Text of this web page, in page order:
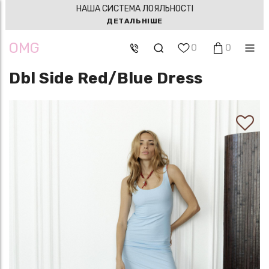
НАША СИСТЕМА ЛОЯЛЬНОСТІ
ДЕТАЛЬНІШЕ
OMG 0 0
Dbl Side Red/Blue Dress